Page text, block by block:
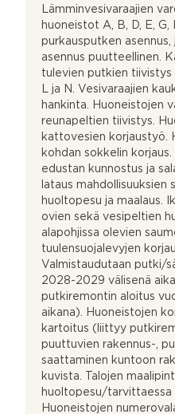
Lämminvesivaraajien
huoneistot A, B, D, E,
purkausputken
asennus puutteellinen.
tulevien putkien tiivistys
L ja N. Vesivaraajien
hankinta. Huoneistojen
reunapeltien tiivistys.
kattovesien korjaustyö.
kohdan sokkelin
edustan kunnostus ja
lataus mahdollisuuksien
huoltopesu ja maalaus.
ovien sekä vesipeltien
alapohjissa olevien
tuulensuojalevyjen
Valmistaudutaan putki/
2028-2029 välisenä
putkiremontin aloitus
aikana). Huoneistojen
kartoitus (liittyy
puuttuvien rakennus-,
saattaminen kuntoon
kuvista. Talojen
huoltopesu/tarvittaessa
Huoneistojen